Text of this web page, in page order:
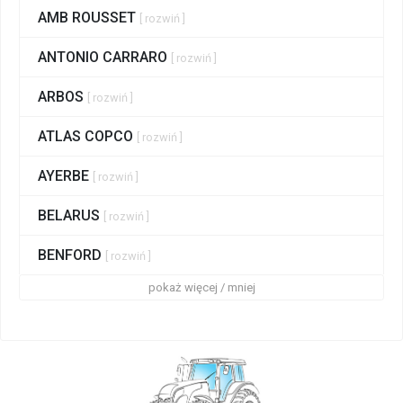
AMB ROUSSET [ rozwiń ]
ANTONIO CARRARO [ rozwiń ]
ARBOS [ rozwiń ]
ATLAS COPCO [ rozwiń ]
AYERBE [ rozwiń ]
BELARUS [ rozwiń ]
BENFORD [ rozwiń ]
pokaż więcej / mniej